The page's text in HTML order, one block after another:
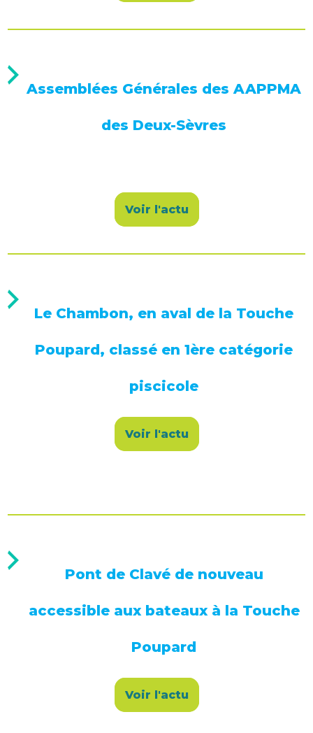
Voir l'actu
Assemblées Générales des AAPPMA
des Deux-Sèvres
Voir l'actu
Le Chambon, en aval de la Touche
Poupard, classé en 1ère catégorie
piscicole
Voir l'actu
Pont de Clavé de nouveau
accessible aux bateaux à la Touche
Poupard